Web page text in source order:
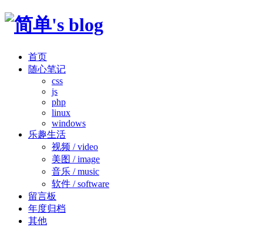
首页
随心笔记
css
js
php
linux
windows
乐趣生活
视频 / video
美图 / image
音乐 / music
软件 / software
留言板
年度归档
其他